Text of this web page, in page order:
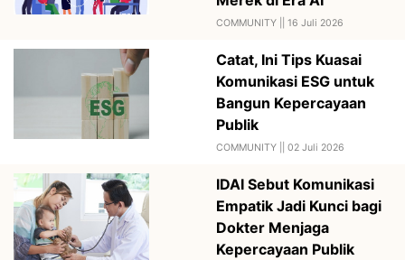
COMMUNITY || 16 Juli 2026
Catat, Ini Tips Kuasai
Komunikasi ESG untuk
Bangun Kepercayaan
Publik
COMMUNITY || 02 Juli 2026
IDAI Sebut Komunikasi
Empatik Jadi Kunci bagi
Dokter Menjaga
Kepercayaan Publik